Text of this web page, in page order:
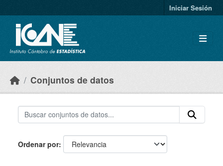
Iniciar Sesión
Conjuntos de datos
Ordenar por